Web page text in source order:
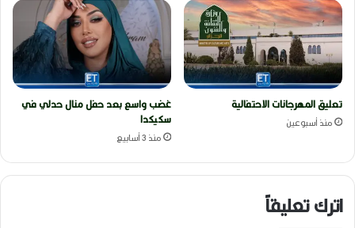
تعليق المهرجانات الاحتفالية
منذ أسبوعين
غضب واسع بعد حفل منال حدلي في
سكيكدا
منذ 3 أسابيع
اترك تعليقاً